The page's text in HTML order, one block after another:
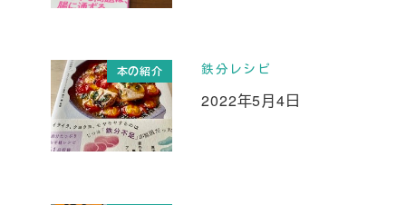
本の紹介 鉄分レシピ
投稿日
2022年5月4日